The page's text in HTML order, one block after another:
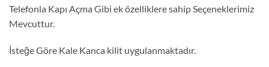
Telefonla Kapı Açma Gibi ek özelliklere sahip Seçeneklerimiz
Mevcuttur.
İsteğe Göre Kale Kanca kilit uygulanmaktadır.